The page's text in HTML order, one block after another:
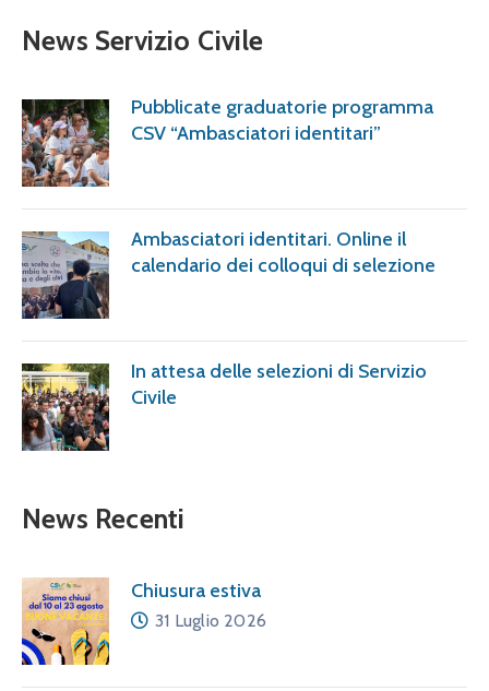
News Servizio Civile
Pubblicate graduatorie programma
CSV “Ambasciatori identitari”
Ambasciatori identitari. Online il
calendario dei colloqui di selezione
In attesa delle selezioni di Servizio
Civile
News Recenti
Chiusura estiva
31 Luglio 2026